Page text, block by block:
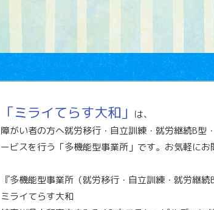
「ミライてらす大和」
は、
障がい者の方へ就労移行・自立訓練・就労継続B型
ービスを行う「多機能型事業所」です。お気軽に
『多機能型事業所（就労移行・自立訓練・就労継
ミライてらす大和